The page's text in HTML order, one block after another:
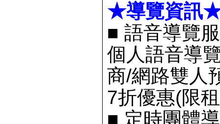
★導覽資訊
■ 語音導覽
個人語音導
商/網路雙人
7折優惠(限
■ 定時團體